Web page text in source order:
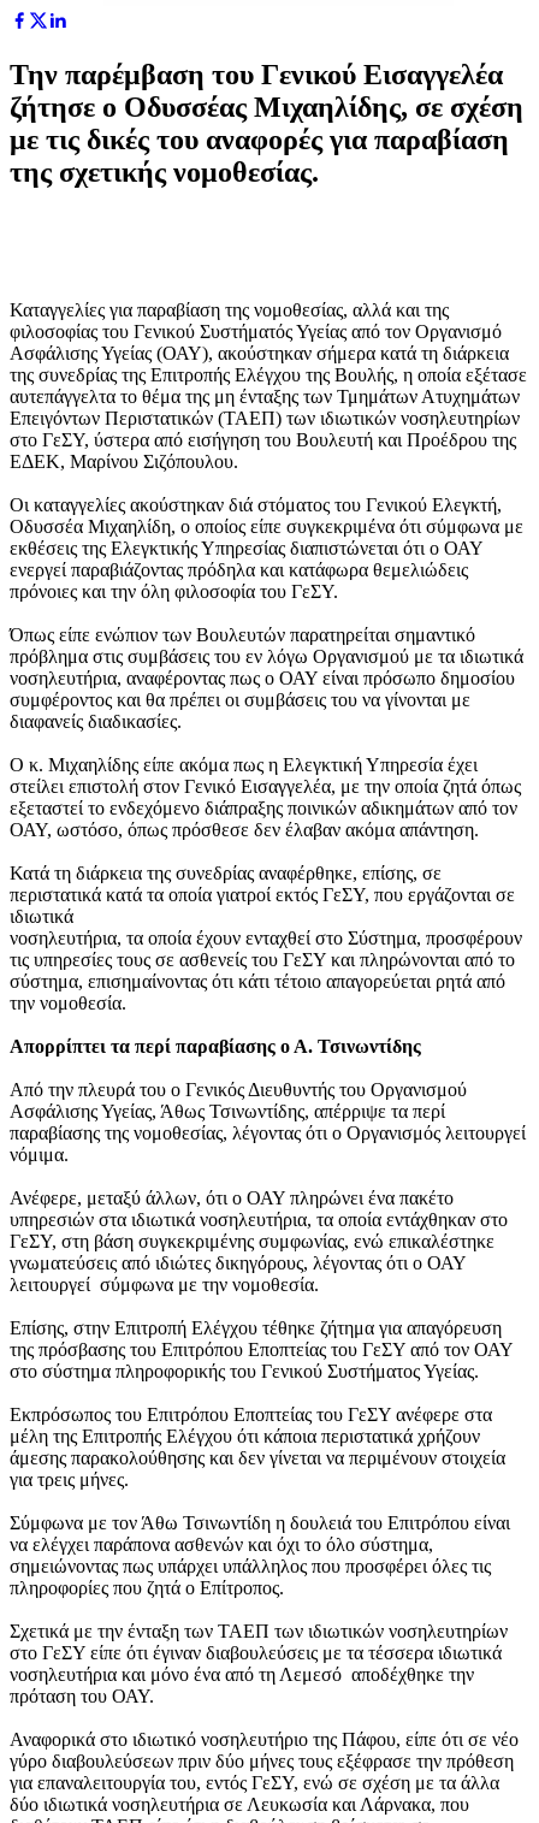
Την παρέμβαση του Γενικού Εισαγγελέα
ζήτησε ο Οδυσσέας Μιχαηλίδης, σε σχέση
με τις δικές του αναφορές για παραβίαση
της σχετικής νομοθεσίας.
Καταγγελίες για παραβίαση της νομοθεσίας, αλλά και της
φιλοσοφίας του Γενικού Συστήματός Υγείας από τον Οργανισμό
Ασφάλισης Υγείας (ΟΑΥ), ακούστηκαν σήμερα κατά τη διάρκεια
της συνεδρίας της Επιτροπής Ελέγχου της Βουλής, η οποία εξέτασε
αυτεπάγγελτα το θέμα της μη ένταξης των Τμημάτων Ατυχημάτων
Επειγόντων Περιστατικών (ΤΑΕΠ) των ιδιωτικών νοσηλευτηρίων
στο ΓεΣΥ, ύστερα από εισήγηση του Βουλευτή και Προέδρου της
ΕΔΕΚ, Μαρίνου Σιζόπουλου.
Οι καταγγελίες ακούστηκαν διά στόματος του Γενικού Ελεγκτή,
Οδυσσέα Μιχαηλίδη, ο οποίος είπε συγκεκριμένα ότι σύμφωνα με
εκθέσεις της Ελεγκτικής Υπηρεσίας διαπιστώνεται ότι ο ΟΑΥ
ενεργεί παραβιάζοντας πρόδηλα και κατάφωρα θεμελιώδεις
πρόνοιες και την όλη φιλοσοφία του ΓεΣΥ.
Όπως είπε ενώπιον των Βουλευτών παρατηρείται σημαντικό
πρόβλημα στις συμβάσεις του εν λόγω Οργανισμού με τα ιδιωτικά
νοσηλευτήρια, αναφέροντας πως ο ΟΑΥ είναι πρόσωπο δημοσίου
συμφέροντος και θα πρέπει οι συμβάσεις του να γίνονται με
διαφανείς διαδικασίες.
Ο κ. Μιχαηλίδης είπε ακόμα πως η Ελεγκτική Υπηρεσία έχει
στείλει επιστολή στον Γενικό Εισαγγελέα, με την οποία ζητά όπως
εξεταστεί το ενδεχόμενο διάπραξης ποινικών αδικημάτων από τον
ΟΑΥ, ωστόσο, όπως πρόσθεσε δεν έλαβαν ακόμα απάντηση.
Κατά τη διάρκεια της συνεδρίας αναφέρθηκε, επίσης, σε
περιστατικά κατά τα οποία γιατροί εκτός ΓεΣΥ, που εργάζονται σε
ιδιωτικά
νοσηλευτήρια, τα οποία έχουν ενταχθεί στο Σύστημα, προσφέρουν
τις υπηρεσίες τους σε ασθενείς του ΓεΣΥ και πληρώνονται από το
σύστημα, επισημαίνοντας ότι κάτι τέτοιο απαγορεύεται ρητά από
την νομοθεσία.
Απορρίπτει τα περί παραβίασης ο Α. Τσινωντίδης
Από την πλευρά του ο Γενικός Διευθυντής του Οργανισμού
Ασφάλισης Υγείας, Άθως Τσινωντίδης, απέρριψε τα περί
παραβίασης της νομοθεσίας, λέγοντας ότι ο Οργανισμός λειτουργεί
νόμιμα.
Ανέφερε, μεταξύ άλλων, ότι ο ΟΑΥ πληρώνει ένα πακέτο
υπηρεσιών στα ιδιωτικά νοσηλευτήρια, τα οποία εντάχθηκαν στο
ΓεΣΥ, στη βάση συγκεκριμένης συμφωνίας, ενώ επικαλέστηκε
γνωματεύσεις από ιδιώτες δικηγόρους, λέγοντας ότι ο ΟΑΥ
λειτουργεί σύμφωνα με την νομοθεσία.
Επίσης, στην Επιτροπή Ελέγχου τέθηκε ζήτημα για απαγόρευση
της πρόσβασης του Επιτρόπου Εποπτείας του ΓεΣΥ από τον ΟΑΥ
στο σύστημα πληροφορικής του Γενικού Συστήματος Υγείας.
Εκπρόσωπος του Επιτρόπου Εποπτείας του ΓεΣΥ ανέφερε στα
μέλη της Επιτροπής Ελέγχου ότι κάποια περιστατικά χρήζουν
άμεσης παρακολούθησης και δεν γίνεται να περιμένουν στοιχεία
για τρεις μήνες.
Σύμφωνα με τον Άθω Τσινωντίδη η δουλειά του Επιτρόπου είναι
να ελέγχει παράπονα ασθενών και όχι το όλο σύστημα,
σημειώνοντας πως υπάρχει υπάλληλος που προσφέρει όλες τις
πληροφορίες που ζητά ο Επίτροπος.
Σχετικά με την ένταξη των ΤΑΕΠ των ιδιωτικών νοσηλευτηρίων
στο ΓεΣΥ είπε ότι έγιναν διαβουλεύσεις με τα τέσσερα ιδιωτικά
νοσηλευτήρια και μόνο ένα από τη Λεμεσό αποδέχθηκε την
πρόταση του ΟΑΥ.
Αναφορικά στο ιδιωτικό νοσηλευτήριο της Πάφου, είπε ότι σε νέο
γύρο διαβουλεύσεων πριν δύο μήνες τους εξέφρασε την πρόθεση
για επαναλειτουργία του, εντός ΓεΣΥ, ενώ σε σχέση με τα άλλα
δύο ιδιωτικά νοσηλευτήρια σε Λευκωσία και Λάρνακα, που